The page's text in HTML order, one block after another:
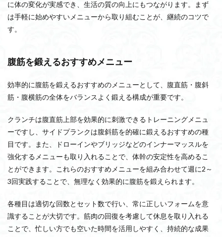
に体の変化が実感でき、生活の質の向上にもつながります。まず
は手軽に始めやすいメニューから取り組むことが、継続のコツで
す。
腹筋を鍛えるおすすめメニュー
効率的に腹筋を鍛えるおすすめのメニューとして、腹直筋・腹斜
筋・腹横筋の全体をバランスよく鍛える構成が重要です。
クランチは腹直筋上部を効果的に刺激できるトレーニングメニュ
ーですし、サイドプランクは腹斜筋を的確に鍛えるおすすめの種
目です。また、ドローインやブリッジなどのインナーマッスルを
強化するメニューも取り入れることで、体幹の安定性を高めるこ
とができます。これらのおすすめメニューを組み合わせて週に2～
3回実践することで、無理なく効果的に腹筋を鍛えられます。
各種目は適切な回数とセット数で行い、常に正しいフォームを意
識することが大切です。筋肉の回復を考慮して休息を取り入れる
ことで、忙しい方でも空いた時間を活用しやすく、持続的な成果